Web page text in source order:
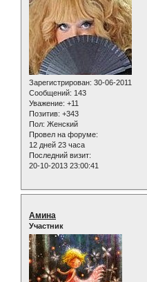
Зарегистрирован: 30-06-2011
Сообщений: 143
Уважение: +11
Позитив: +343
Пол: Женский
Провел на форуме:
12 дней 23 часа
Последний визит:
20-10-2013 23:00:41
Амина
Участник